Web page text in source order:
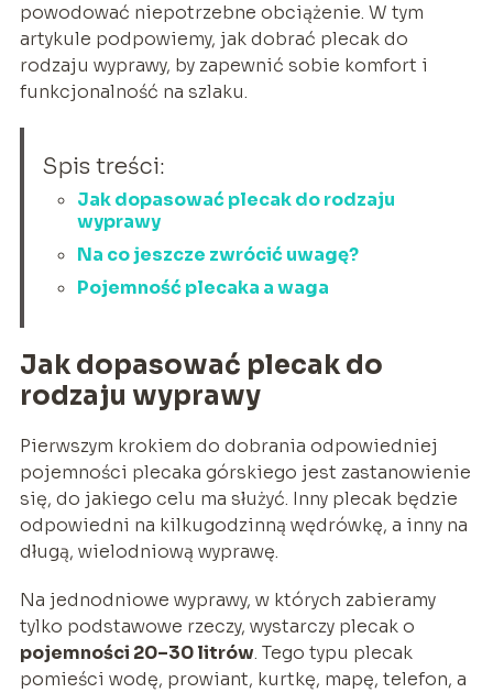
powodować niepotrzebne obciążenie. W tym
artykule podpowiemy, jak dobrać plecak do
rodzaju wyprawy, by zapewnić sobie komfort i
funkcjonalność na szlaku.
Spis treści:
Jak dopasować plecak do rodzaju
wyprawy
Na co jeszcze zwrócić uwagę?
Pojemność plecaka a waga
Jak dopasować plecak do
rodzaju wyprawy
Pierwszym krokiem do dobrania odpowiedniej
pojemności plecaka górskiego jest zastanowienie
się, do jakiego celu ma służyć. Inny plecak będzie
odpowiedni na kilkugodzinną wędrówkę, a inny na
długą, wielodniową wyprawę.
Na jednodniowe wyprawy, w których zabieramy
tylko podstawowe rzeczy, wystarczy plecak o
pojemności 20–30 litrów. Tego typu plecak
pomieści wodę, prowiant, kurtkę, mapę, telefon, a